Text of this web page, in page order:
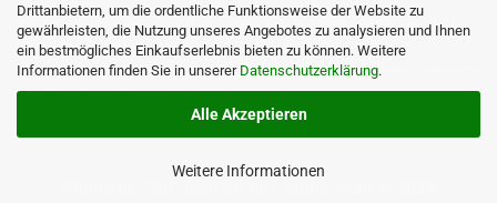
Drittanbietern, um die ordentliche Funktionsweise der Website zu
gewährleisten, die Nutzung unseres Angebotes zu analysieren und Ihnen
ein bestmögliches Einkaufserlebnis bieten zu können. Weitere
Informationen finden Sie in unserer Datenschutzerklärung.
Alle Akzeptieren
Weitere Informationen
Bitte beachten Sie, dass sich die Auslieferung je nach Witterung (Schnee/Frost
etc.) verzögern kann.
Bitte beachten Sie zudem, dass bei Freilandpflanzen der Versand witterungsbedingt
vorzeitig eingestellt werden kann.